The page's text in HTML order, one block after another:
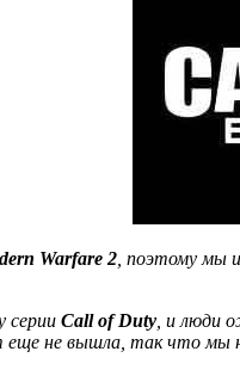
Warfare 2 , поэтому мы
серии Call of Duty , и люди
не вышла, так что мы